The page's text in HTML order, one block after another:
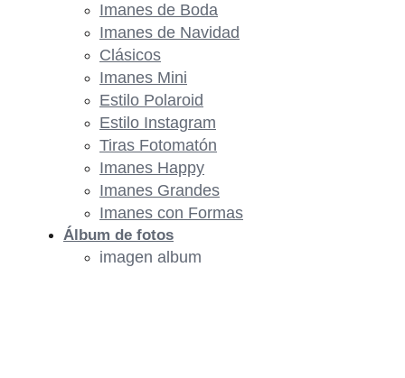
Imanes de Boda
Imanes de Navidad
Clásicos
Imanes Mini
Estilo Polaroid
Estilo Instagram
Tiras Fotomatón
Imanes Happy
Imanes Grandes
Imanes con Formas
Álbum de fotos
imagen album